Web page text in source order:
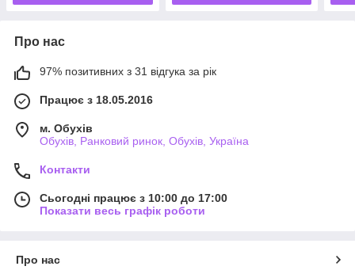
Про нас
97% позитивних з 31 відгука за рік
Працює з 18.05.2016
м. Обухів
Обухів, Ранковий ринок, Обухів, Україна
Контакти
Сьогодні працює з 10:00 до 17:00
Показати весь графік роботи
Про нас